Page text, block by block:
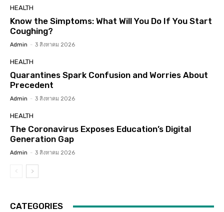
HEALTH
Know the Simptoms: What Will You Do If You Start
Coughing?
Admin - 3 สิงหาคม 2026
HEALTH
Quarantines Spark Confusion and Worries About
Precedent
Admin - 3 สิงหาคม 2026
HEALTH
The Coronavirus Exposes Education’s Digital
Generation Gap
Admin - 3 สิงหาคม 2026
CATEGORIES